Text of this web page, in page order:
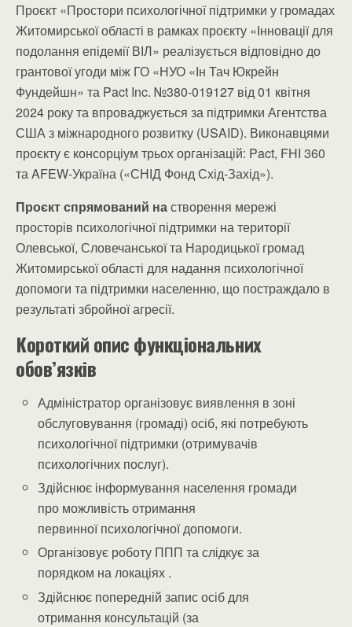
Проєкт «Простори психологічної підтримки у громадах
Житомирської області в рамках проєкту «Інновації для
подолання епідемії ВІЛ» реалізується відповідно до
грантової угоди між ГО «НУО «Ін Тач Юкрейн
Фундейшн» та Pact Inc. №380-019127 від 01 квітня
2024 року та впроваджується за підтримки Агентства
США з міжнародного розвитку (USAID). Виконавцями
проєкту є консорціум трьох організацій: Pact, FHI 360
та AFEW-Україна («СНІД Фонд Схід-Захід»).
Проєкт спрямований настворення мережі
просторів психологічної підтримки на території
Олевської, Словечанської та Народицької громад
Житомирської області для надання психологічної
допомоги та підтримки населенню, що постраждало в
результаті збройної агресії.
Короткий опис функціональних
обов’язків
Адміністратор організовує виявлення в зоні
обслуговування (громаді) осіб, які потребують
психологічної підтримки (отримувачів
психологічних послуг).
Здійснює інформування населення громади
про можливість отримання
первинної психологічної допомоги.
Організовує роботу ППП та слідкує за
порядком на локаціях .
Здійснює попередній запис осіб для
отримання консультацій (за